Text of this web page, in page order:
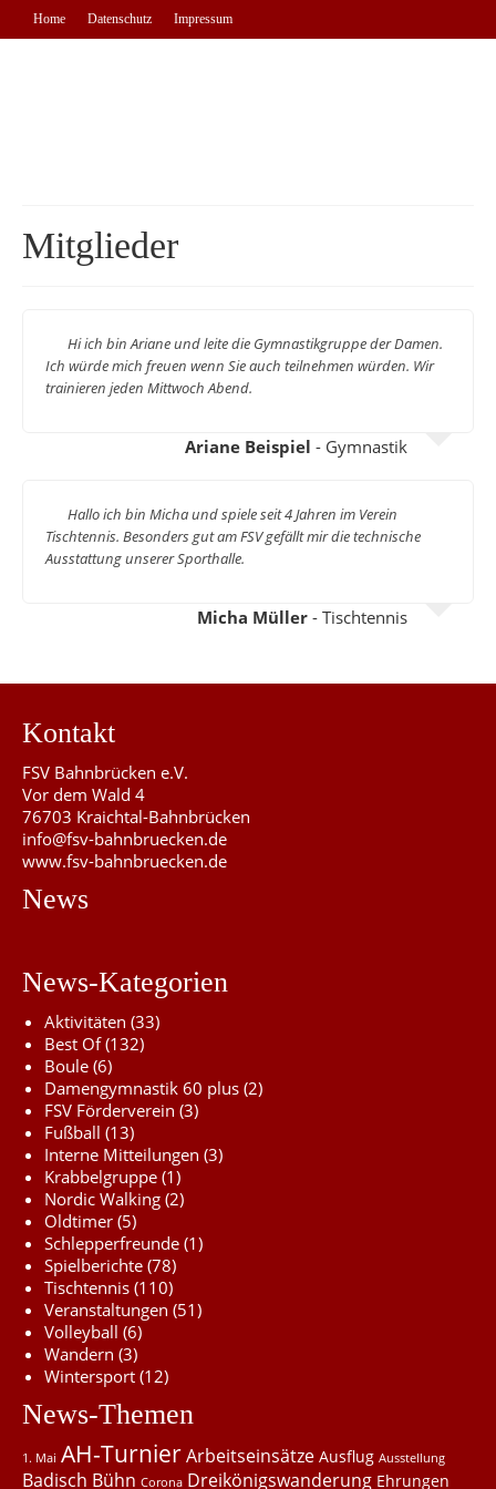
Home Datenschutz Impressum
Mitglieder
Hi ich bin Ariane und leite die Gymnastikgruppe der Damen.
Ich würde mich freuen wenn Sie auch teilnehmen würden. Wir
trainieren jeden Mittwoch Abend.
Ariane Beispiel - Gymnastik
Hallo ich bin Micha und spiele seit 4 Jahren im Verein
Tischtennis. Besonders gut am FSV gefällt mir die technische
Ausstattung unserer Sporthalle.
Micha Müller - Tischtennis
Kontakt
FSV Bahnbrücken e.V.
Vor dem Wald 4
76703 Kraichtal-Bahnbrücken
info@fsv-bahnbruecken.de
www.fsv-bahnbruecken.de
News
News-Kategorien
Aktivitäten (33)
Best Of(132)
Boule (6)
Damengymnastik 60 plus (2)
FSV Förderverein (3)
Fußball (13)
Interne Mitteilungen (3)
Krabbelgruppe (1)
Nordic Walking (2)
Oldtimer (5)
Schlepperfreunde (1)
Spielberichte (78)
Tischtennis (110)
Veranstaltungen (51)
Volleyball (6)
Wandern (3)
Wintersport (12)
News-Themen
1. Mai AH-TurnierArbeitseinsätze Ausflug Ausstellung
Badisch Bühn Corona Dreikönigswanderung Ehrungen